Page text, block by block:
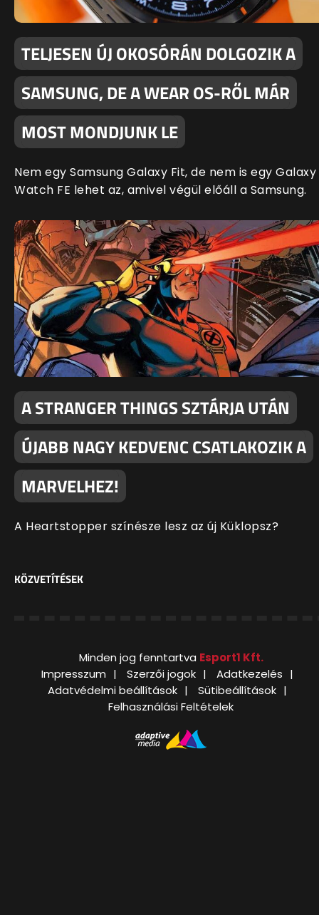
TELJESEN ÚJ OKOSÓRÁN DOLGOZIK A
SAMSUNG, DE A WEAR OS-RŐL MÁR
MOST MONDJUNK LE
Nem egy Samsung Galaxy Fit, de nem is egy Galaxy
Watch FE lehet az, amivel végül előáll a Samsung.
A STRANGER THINGS SZTÁRJA UTÁN
ÚJABB NAGY KEDVENC CSATLAKOZIK A
MARVELHEZ!
A Heartstopper színésze lesz az új Küklopsz?
KÖZVETÍTÉSEK
Minden jog fenntartva Esport1 Kft.
Impresszum
Szerzői jogok
Adatkezelés
Adatvédelmi beállítások
Sütibeállítások
Felhasználási Feltételek